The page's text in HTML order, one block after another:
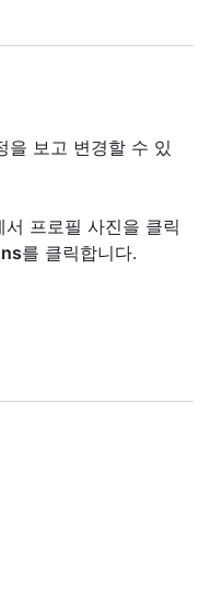
을 보고 변경할 수 있
프로필 사진을 클릭
를 클릭합니다.